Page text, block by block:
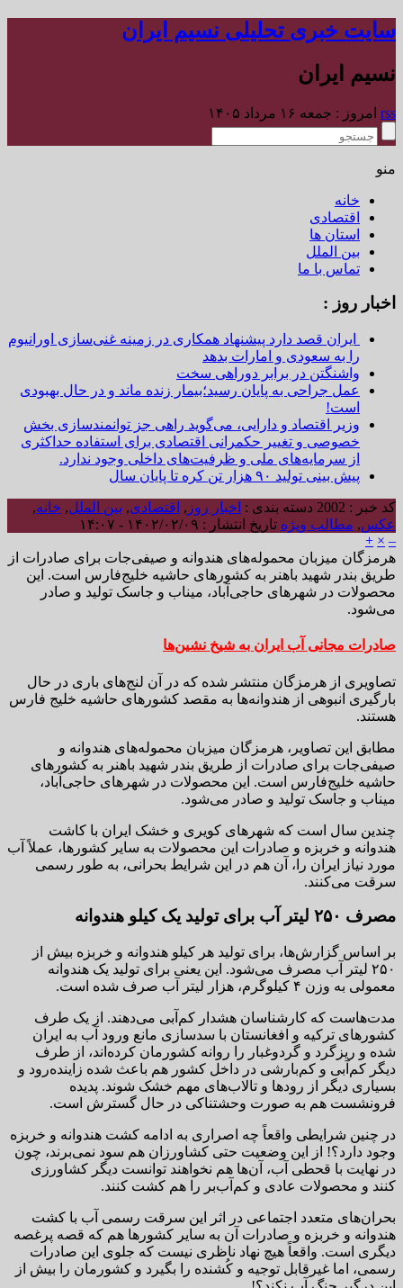
سایت خبری تحلیلی نسیم ایران
نسیم ایران
rss امروز : جمعه ۱۶ مرداد ۱۴۰۵
منو
خانه
اقتصادی
استان ها
بین الملل
تماس با ما
اخبار روز :
ایران قصد دارد پیشنهاد همکاری در زمینه غنی‌سازی اورانیوم
را به سعودی و امارات بدهد
واشنگتن در برابر دوراهی سخت
عمل جراحی به پایان رسید؛بیمار زنده ماند و در حال بهبودی
است!
وزیر اقتصاد و دارایی، می‌گوید راهی جز توانمندسازی بخش
خصوصی و تغییر حکمرانی اقتصادی برای استفاده حداکثری
از سرمایه‌های ملی و ظرفیت‌های داخلی وجود ندارد.
پیش بینی تولید ۹۰ هزار تن کره تا پایان سال
کد خبر : 2002 دسته بندی : اخبار روز , اقتصادی, بین الملل, خانه,
عکس, مطالب ویژه تاریخ انتشار : ۱۴۰۲/۰۲/۰۹ - ۱۴:۰۷
–
×
+
هرمزگان میزبان محموله‌های هندوانه و صیفی‌جات برای صادرات از
طریق بندر شهید باهنر به کشورهای حاشیه خلیج‌فارس است. این
محصولات در شهرهای حاجی‌آباد، میناب و جاسک تولید و صادر
می‌شود.
صادرات مجانی آب ایران به شیخ نشین‌ها
تصاویری از هرمزگان منتشر شده که در آن لنج‌های باری در حال
بارگیری انبوهی از هندوانه‌ها به مقصد کشورهای حاشیه خلیج فارس
هستند.
مطابق این تصاویر، هرمزگان میزبان محموله‌های هندوانه و
صیفی‌جات برای صادرات از طریق بندر شهید باهنر به کشورهای
حاشیه خلیج‌فارس است. این محصولات در شهرهای حاجی‌آباد،
میناب و جاسک تولید و صادر می‌شود.
چندین سال است که شهرهای کویری و خشک ایران با کاشت
هندوانه و خربزه و صادرات این محصولات به سایر کشورها، عملاً آب
مورد نیاز ایران را، آن هم در این شرایط بحرانی، به طور رسمی
سرقت می‌کنند.
مصرف ۲۵۰ لیتر آب برای تولید یک کیلو هندوانه
بر اساس گزارش‌ها، برای تولید هر کیلو هندوانه و خربزه بیش از
۲۵۰ لیتر آب مصرف می‌شود. این یعنی برای تولید یک هندوانه
معمولی به وزن ۴ کیلوگرم، هزار لیتر آب صرف شده است.
مدت‌هاست که کارشناسان هشدار کم‌آبی می‌دهند. از یک طرف
کشورهای ترکیه و افغانستان با سدسازی مانع ورود آب به ایران
شده و ریزگرد و گردوغبار را روانه کشورمان کرده‌اند، از طرف
دیگر کم‌آبی و کم‌بارشی در داخل کشور هم باعث شده زاینده‌رود و
بسیاری دیگر از رودها و تالاب‌های مهم خشک شوند. پدیده
فرونشست هم به‌ صورت وحشتناکی در حال گسترش است.
در چنین شرایطی واقعاً چه اصراری به ادامه کشت هندوانه و خربزه
وجود دارد؟! از این وضعیت حتی کشاورزان هم سود نمی‌برند، چون
در نهایت با قحطی آب، آن‌ها هم نخواهند توانست دیگر کشاورزی
کنند و محصولات عادی و کم‌آب‌بر را هم کشت کنند.
بحران‌های متعدد اجتماعی در اثر این سرقت رسمی آب با کشت
هندوانه و خربزه و صادرات آن به سایر کشورها هم که قصه پرغصه
دیگری است. واقعاً هیچ نهاد ناظری نیست که جلوی این صادرات
رسمی، اما غیرقابل توجیه و کُشنده را بگیرد و کشورمان را بیش از